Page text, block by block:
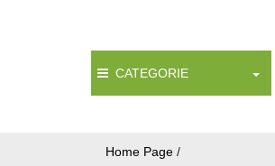
CATEGORIE
Home Page /